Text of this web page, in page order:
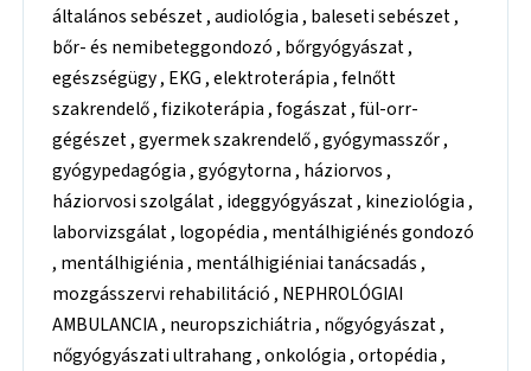
általános sebészet , audiológia , baleseti sebészet ,
bőr- és nemibeteggondozó , bőrgyógyászat ,
egészségügy , EKG , elektroterápia , felnőtt
szakrendelő , fizikoterápia , fogászat , fül-orr-
gégészet , gyermek szakrendelő , gyógymasszőr ,
gyógypedagógia , gyógytorna , háziorvos ,
háziorvosi szolgálat , ideggyógyászat , kineziológia ,
laborvizsgálat , logopédia , mentálhigiénés gondozó
, mentálhigiénia , mentálhigiéniai tanácsadás ,
mozgásszervi rehabilitáció , NEPHROLÓGIAI
AMBULANCIA , neuropszichiátria , nőgyógyászat ,
nőgyógyászati ultrahang , onkológia , ortopédia ,